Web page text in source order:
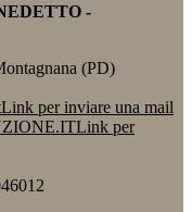
-
(PD)
Link per inviare una mail
Link per